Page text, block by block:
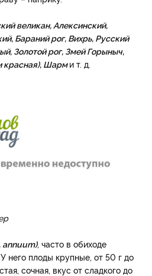
великан, Алексинский,
Бараний рог, Вихрь, Русский
Золотой рог, Змей Горыныч,
красная), Шарми т. д.
annuum), часто в обиходе
него плоды крупные, от 50 г до
сочная, вкус от сладкого до